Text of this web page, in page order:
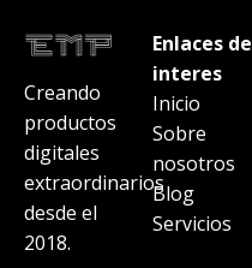
Creando
productos
digitales
extraordinarios
desde el
2018.
Enlaces de
interes
Inicio
Sobre
nosotros
Blog
Servicios